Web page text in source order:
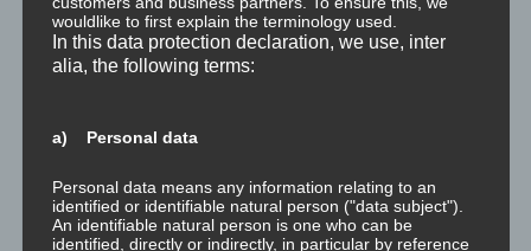
die manchmal nötige Transformation für Entwicklung und Wachstum
anstoßen.
Traumreisen.
⇒ Philosophische ExkurseHier gibt es Hintergrundwissen zu den
wouldlike to first explain the terminology used.
In this data protection declaration, we use, inter
alia, the following terms:
a) Personal data
Personal data means any information relating to an
identified or identifiable natural person ("data subject").
An identifiable natural person is one who can be
identified, directly or indirectly, in particular by reference